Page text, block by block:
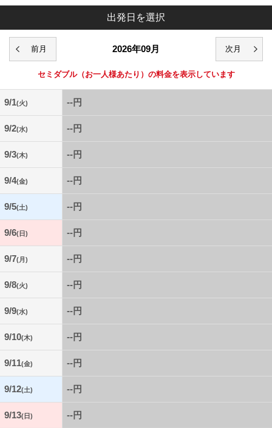
出発日を選択
2026年09月
セミダブル（お一人様あたり）の料金を表示しています
9/1(火) --円
9/2(水) --円
9/3(木) --円
9/4(金) --円
9/5(土) --円
9/6(日) --円
9/7(月) --円
9/8(火) --円
9/9(水) --円
9/10(木) --円
9/11(金) --円
9/12(土) --円
9/13(日) --円